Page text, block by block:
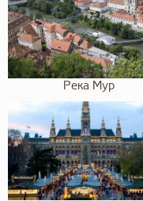
Река Мур